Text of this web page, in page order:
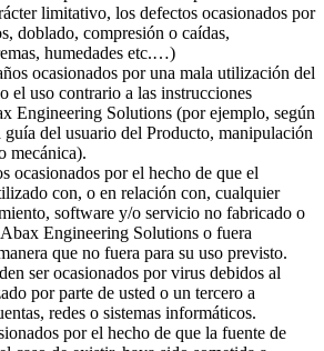
limitativo, los defectos ocasionados por
doblado, compresión o caídas,
humedades etc.…)
ocasionados por una mala utilización del
el uso contrario a las instrucciones
Engineering Solutions (por ejemplo, según
guía del usuario del Producto, manipulación
mecánica).
ocasionados por el hecho de que el
con, o en relación con, cualquier
software y/o servicio no fabricado o
Engineering Solutions o fuera
que no fuera para su uso previsto.
ser ocasionados por virus debidos al
por parte de usted o un tercero a
redes o sistemas informáticos.
por el hecho de que la fuente de